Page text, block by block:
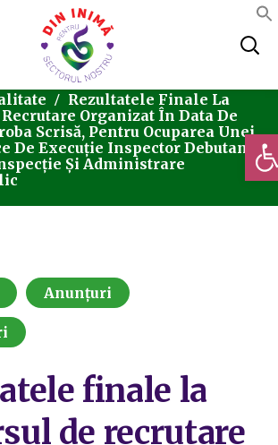
Rezultatele Finale La
Organizat În Data De
Scrisă, Pentru Ocuparea Unei
De Execuție Inspector Debutant
Și Administrare
Anunțuri
finale la
de recrutare